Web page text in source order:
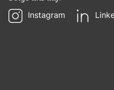
Instagram